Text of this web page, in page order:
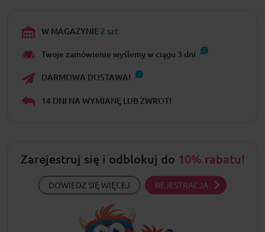
W MAGAZYNIE 2 szt.
Twoje zamówienie wyślemy w ciągu 3 dni
DARMOWA DOSTAWA!
14 DNI NA WYMIANĘ LUB ZWROT!
Zarejestruj się i odblokuj do 10% rabatu!
DOWIEDZ SIĘ WIĘCEJ REJESTRACJA